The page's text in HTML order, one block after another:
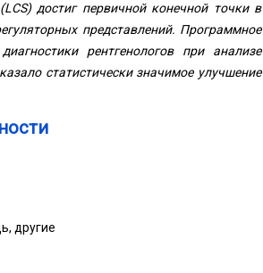
достиг первичной конечной точки в
представлений. Программное
рентгенологов при анализе
статистически значимое улучшение
другие